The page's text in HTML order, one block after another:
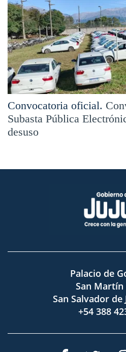
Convocatoria oficial.
Subasta Pública
desuso
Palacio de
San Martín
San Salvador de
+54 388